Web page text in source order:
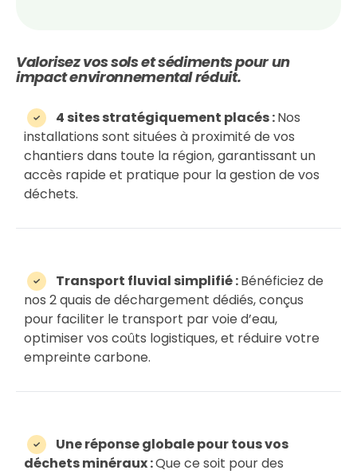
Valorisez vos sols et sédiments pour un
impact environnemental réduit.
4 sites stratégiquement placés :Nos
installations sont situées à proximité de vos
chantiers dans toute la région, garantissant un
accès rapide et pratique pour la gestion de vos
déchets.
Transport fluvial simplifié :Bénéficiez de
nos 2 quais de déchargement dédiés, conçus
pour faciliter le transport par voie d’eau,
optimiser vos coûts logistiques, et réduire votre
empreinte carbone.
Une réponse globale pour tous vos
déchets minéraux :Que ce soit pour des